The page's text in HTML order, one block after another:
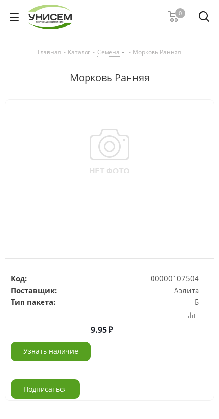
0
Главная - Каталог - Семена - Морковь Ранняя
Морковь Ранняя
Код:
00000107504
Поставщик:
Аэлита
Тип пакета:
Б
9.95
Узнать наличие
Подписаться